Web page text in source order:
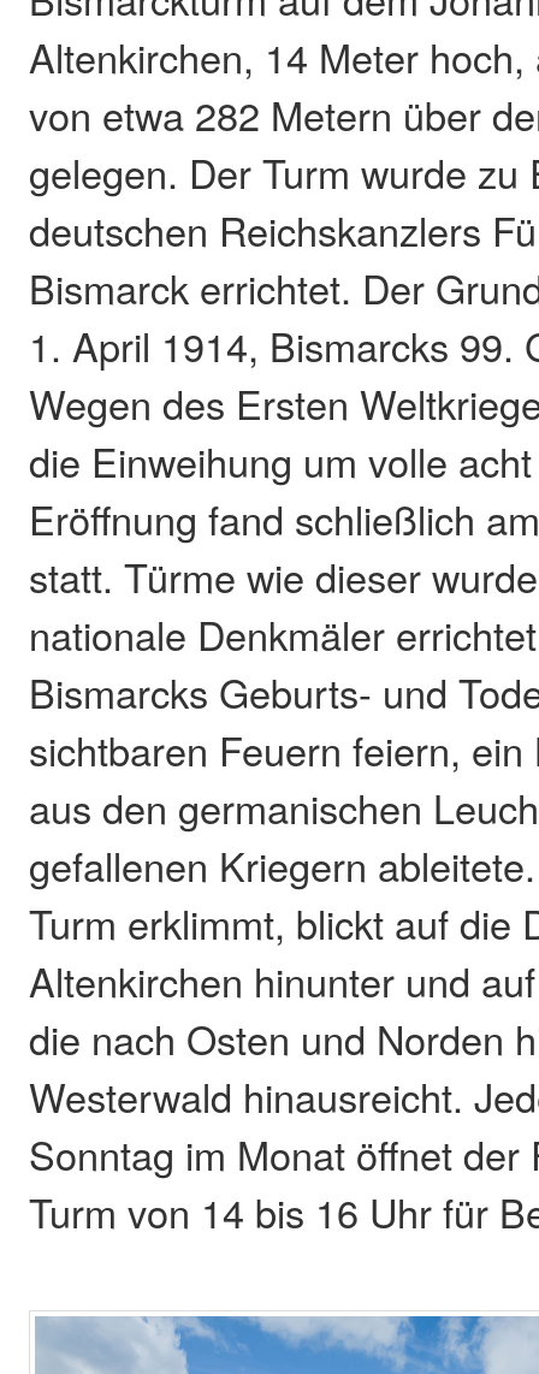
Altenkirchen, 14 Meter
von etwa 282 Metern über
gelegen. Der Turm wurde zu
deutschen Reichskanzlers
Bismarck errichtet. Der
1. April 1914, Bismarcks 99.
Wegen des Ersten
die Einweihung um volle
Eröffnung fand schließlich
statt. Türme wie dieser
nationale Denkmäler
Bismarcks Geburts- und
sichtbaren Feuern feiern,
aus den germanischen
gefallenen Kriegern
Turm erklimmt, blickt auf die
Altenkirchen hinunter und
die nach Osten und Norden
Westerwald hinausreicht.
Sonntag im Monat öffnet der
Turm von 14 bis 16 Uhr für